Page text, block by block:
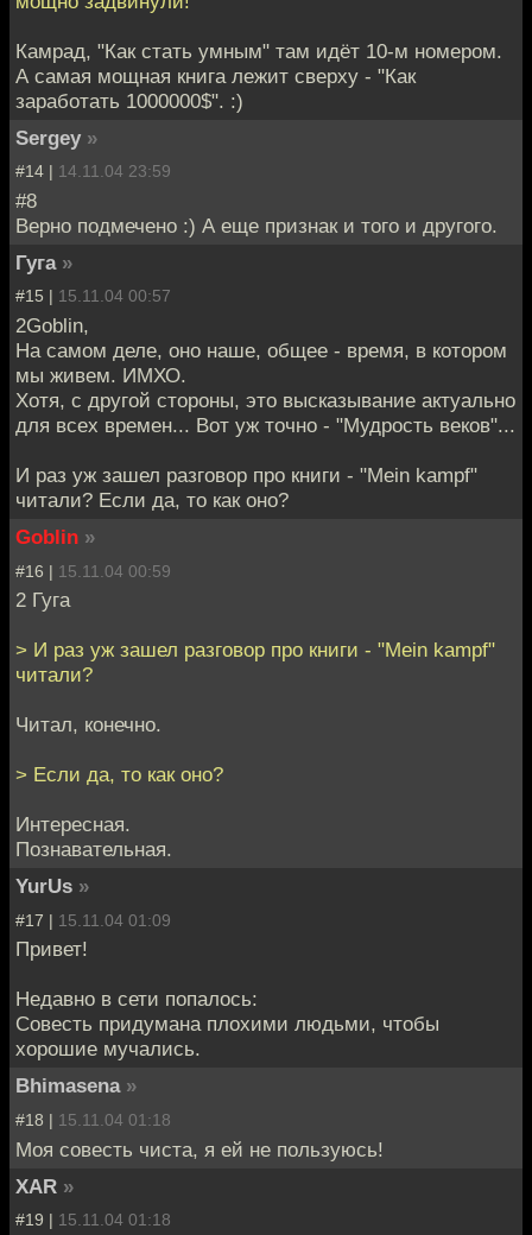
Камрад, "Как стать умным" там идёт 10-м номером.
А самая мощная книга лежит сверху - "Как
заработать 1000000$". :)
Sergey »
#14 | 14.11.04 23:59
#8
Верно подмечено :) А еще признак и того и другого.
Гуга »
#15 | 15.11.04 00:57
2Goblin,
На самом деле, оно наше, общее - время, в котором
мы живем. ИМХО.
Хотя, с другой стороны, это высказывание актуально
для всех времен... Вот уж точно - "Мудрость веков"...
И раз уж зашел разговор про книги - "Mein kampf"
читали? Если да, то как оно?
Goblin »
#16 | 15.11.04 00:59
2 Гуга
> И раз уж зашел разговор про книги - "Mein kampf"
читали?
Читал, конечно.
> Если да, то как оно?
Интересная.
Познавательная.
YurUs »
#17 | 15.11.04 01:09
Привет!
Недавно в сети попалось:
Совесть придумана плохими людьми, чтобы
хорошие мучались.
Bhimasena »
#18 | 15.11.04 01:18
Моя совесть чиста, я ей не пользуюсь!
XAR »
#19 | 15.11.04 01:18